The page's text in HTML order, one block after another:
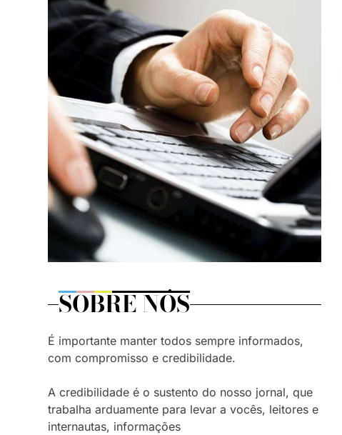
SOBRE NÓS
É importante manter todos sempre informados,
com compromisso e credibilidade.
A credibilidade é o sustento do nosso jornal, que
trabalha arduamente para levar a vocês, leitores e
internautas, informações